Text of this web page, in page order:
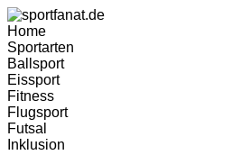
Zum
Inhalt
wechseln
Home
Sportarten
Ballsport
Eissport
Fitness
Flugsport
Futsal
Inklusion